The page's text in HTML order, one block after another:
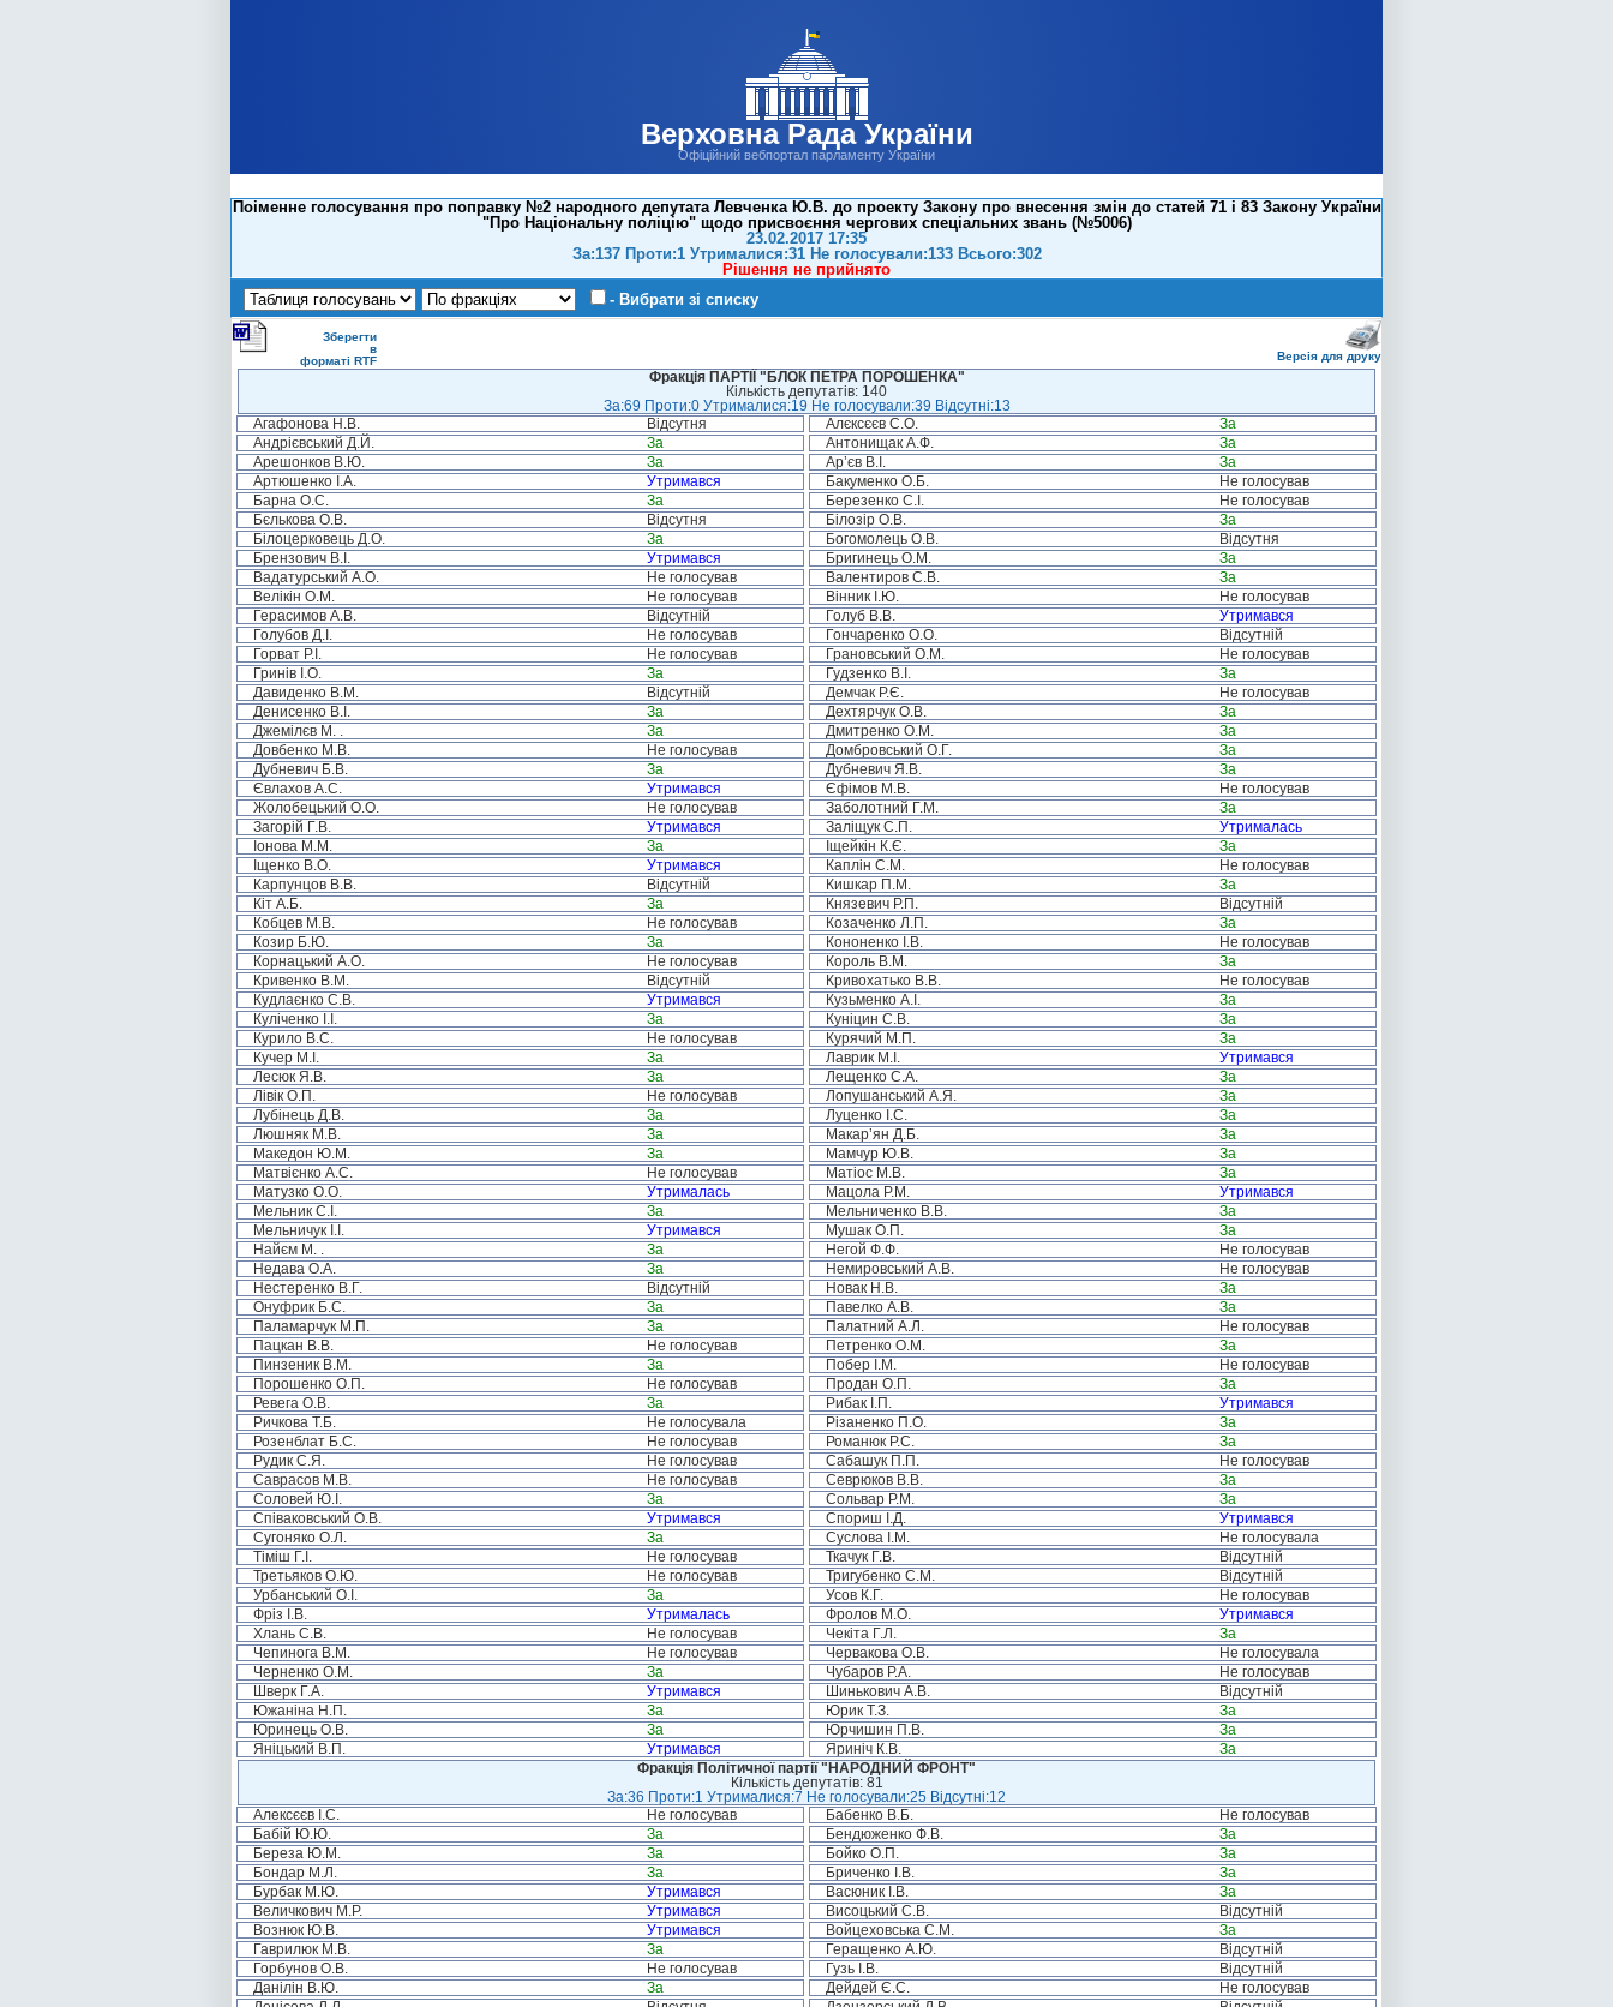
Верховна Рада України
Офіційний вебпортал парламенту України
Поіменне голосування про поправку №2 народного депутата Левченка Ю.В. до проекту Закону про внесення змін до статей 71 і 83 Закону України
"Про Національну поліцію" щодо присвоєння чергових спеціальних звань (№5006)
23.02.2017 17:35
За:137 Проти:1 Утрималися:31 Не голосували:133 Всього:302
Рішення не прийнято
- Вибрати зі списку
Зберегти
в
форматі RTF
Версія для друку
Фракція ПАРТІЇ "БЛОК ПЕТРА ПОРОШЕНКА"
Кількість депутатів: 140
За:69 Проти:0 Утрималися:19 Не голосували:39 Відсутні:13
Агафонова Н.В.
Відсутня Алєксєєв С.О.
За
Андрієвський Д.Й.
За Антонищак А.Ф.
За
Арешонков В.Ю.
За Ар’єв В.І.
За
Артюшенко І.А.
Утримався Бакуменко О.Б.
Не голосував
Барна О.С.
За Березенко С.І.
Не голосував
Бєлькова О.В.
Відсутня Білозір О.В.
За
Білоцерковець Д.О.
За Богомолець О.В.
Відсутня
Брензович В.І.
Утримався Бригинець О.М.
За
Вадатурський А.О.
Не голосував Валентиров С.В.
За
Велікін О.М.
Не голосував Вінник І.Ю.
Не голосував
Герасимов А.В.
Відсутній Голуб В.В.
Утримався
Голубов Д.І.
Не голосував Гончаренко О.О.
Відсутній
Горват Р.І.
Не голосував Грановський О.М.
Не голосував
Гринів І.О.
За Гудзенко В.І.
За
Давиденко В.М.
Відсутній Демчак Р.Є.
Не голосував
Денисенко В.І.
За Дехтярчук О.В.
За
Джемілєв М. .
За Дмитренко О.М.
За
Довбенко М.В.
Не голосував Домбровський О.Г.
За
Дубневич Б.В.
За Дубневич Я.В.
За
Євлахов А.С.
Утримався Єфімов М.В.
Не голосував
Жолобецький О.О.
Не голосував Заболотний Г.М.
За
Загорій Г.В.
Утримався Заліщук С.П.
Утрималась
Іонова М.М.
За Іщейкін К.Є.
За
Іщенко В.О.
Утримався Каплін С.М.
Не голосував
Карпунцов В.В.
Відсутній Кишкар П.М.
За
Кіт А.Б.
За Князевич Р.П.
Відсутній
Кобцев М.В.
Не голосував Козаченко Л.П.
За
Козир Б.Ю.
За Кононенко І.В.
Не голосував
Корнацький А.О.
Не голосував Король В.М.
За
Кривенко В.М.
Відсутній Кривохатько В.В.
Не голосував
Кудлаєнко С.В.
Утримався Кузьменко А.І.
За
Куліченко І.І.
За Куніцин С.В.
За
Курило В.С.
Не голосував Курячий М.П.
За
Кучер М.І.
За Лаврик М.І.
Утримався
Лесюк Я.В.
За Лещенко С.А.
За
Лівік О.П.
Не голосував Лопушанський А.Я.
За
Лубінець Д.В.
За Луценко І.С.
За
Люшняк М.В.
За Макар’ян Д.Б.
За
Македон Ю.М.
За Мамчур Ю.В.
За
Матвієнко А.С.
Не голосував Матіос М.В.
За
Матузко О.О.
Утрималась Мацола Р.М.
Утримався
Мельник С.І.
За Мельниченко В.В.
За
Мельничук І.І.
Утримався Мушак О.П.
За
Найєм М. .
За Негой Ф.Ф.
Не голосував
Недава О.А.
За Немировський А.В.
Не голосував
Нестеренко В.Г.
Відсутній Новак Н.В.
За
Онуфрик Б.С.
За Павелко А.В.
За
Паламарчук М.П.
За Палатний А.Л.
Не голосував
Пацкан В.В.
Не голосував Петренко О.М.
За
Пинзеник В.М.
За Побер І.М.
Не голосував
Порошенко О.П.
Не голосував Продан О.П.
За
Ревега О.В.
За Рибак І.П.
Утримався
Ричкова Т.Б.
Не голосувала Різаненко П.О.
За
Розенблат Б.С.
Не голосував Романюк Р.С.
За
Рудик С.Я.
Не голосував Сабашук П.П.
Не голосував
Саврасов М.В.
Не голосував Севрюков В.В.
За
Соловей Ю.І.
За Сольвар Р.М.
За
Співаковський О.В.
Утримався Спориш І.Д.
Утримався
Сугоняко О.Л.
За Суслова І.М.
Не голосувала
Тіміш Г.І.
Не голосував Ткачук Г.В.
Відсутній
Третьяков О.Ю.
Не голосував Тригубенко С.М.
Відсутній
Урбанський О.І.
За Усов К.Г.
Не голосував
Фріз І.В.
Утрималась Фролов М.О.
Утримався
Хлань С.В.
Не голосував Чекіта Г.Л.
За
Чепинога В.М.
Не голосував Червакова О.В.
Не голосувала
Черненко О.М.
За Чубаров Р.А.
Не голосував
Шверк Г.А.
Утримався Шинькович А.В.
Відсутній
Южаніна Н.П.
За Юрик Т.З.
За
Юринець О.В.
За Юрчишин П.В.
За
Яніцький В.П.
Утримався Яриніч К.В.
За
Фракція Політичної партії "НАРОДНИЙ ФРОНТ"
Кількість депутатів: 81
За:36 Проти:1 Утрималися:7 Не голосували:25 Відсутні:12
Алексєєв І.С.
Не голосував Бабенко В.Б.
Не голосував
Бабій Ю.Ю.
За Бендюженко Ф.В.
За
Береза Ю.М.
За Бойко О.П.
За
Бондар М.Л.
За Бриченко І.В.
За
Бурбак М.Ю.
Утримався Васюник І.В.
За
Величкович М.Р.
Утримався Висоцький С.В.
Відсутній
Вознюк Ю.В.
Утримався Войцеховська С.М.
За
Гаврилюк М.В.
За Геращенко А.Ю.
Відсутній
Горбунов О.В.
Не голосував Гузь І.В.
Відсутній
Данілін В.Ю.
За Дейдей Є.С.
Не голосував